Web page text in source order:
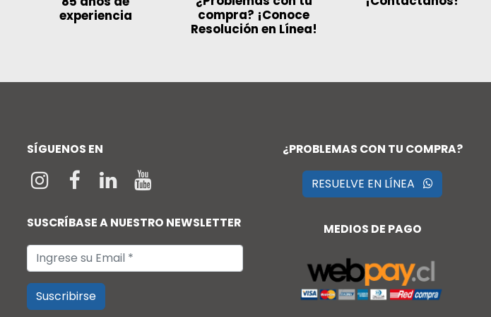
experiencia
compra? ¡Conoce
Resolución en Línea!
SÍGUENOS EN
SUSCRÍBASE A NUESTRO NEWSLETTER
Suscribirse
¿PROBLEMAS CON TU COMPRA?
RESUELVE EN LÍNEA
MEDIOS DE PAGO